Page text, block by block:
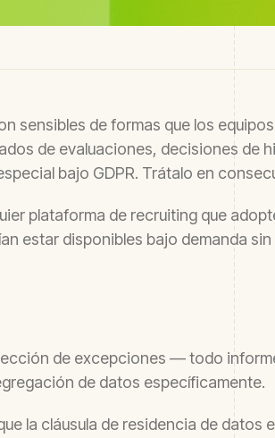
sensibles de formas que los
de evaluaciones, decisiones de
bajo GDPR. Trátalo en
plataforma de recruiting que
estar disponibles bajo demanda
de excepciones — todo
de datos específicamente.
la cláusula de residencia de